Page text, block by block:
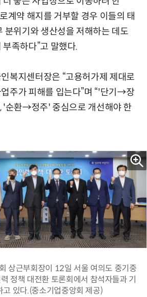
계약 해지를 거부할 경우 이들의 태
분위기와 생산성을 저해하는 데도
족하다”고 말했다.
복지센터장은 “고용허가제 제대로
주가 피해를 입는다”며 “'단기→장
순환→정주' 중심으로 개선해야 한
상근부회장이 12일 서울 여의도 중기중
정책 대전환 토론회에서 참석자들과 기
고 있다.(중소기업중앙회 제공)